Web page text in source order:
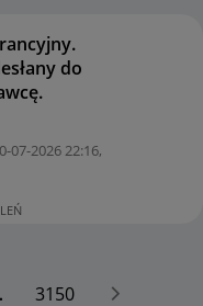
do
07-202622:16,
3150